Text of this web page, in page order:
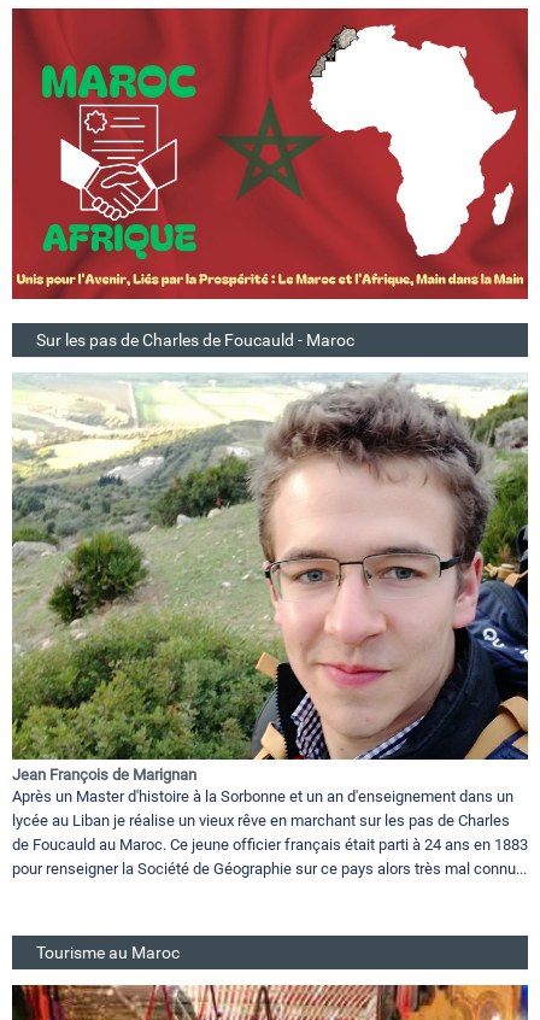
Sur les pas de Charles de Foucauld - Maroc
Jean François de Marignan
Après un Master d'histoire à la Sorbonne et un an d'enseignement dans un
lycée au Liban je réalise un vieux rêve en marchant sur les pas de Charles
de Foucauld au Maroc. Ce jeune officier français était parti à 24 ans en 1883
pour renseigner la Société de Géographie sur ce pays alors très mal connu...
Tourisme au Maroc